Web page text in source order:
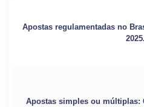
Apostas regulamentadas no
2025.
Apostas simples ou múltiplas: